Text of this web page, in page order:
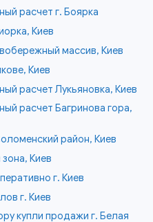
расчет г. Боярка
Киев
массив, Киев
Киев
расчет Лукьяновка, Киев
расчет Багринова гора,
район, Киев
Киев
г. Киев
г. Киев
купли продажи г. Белая